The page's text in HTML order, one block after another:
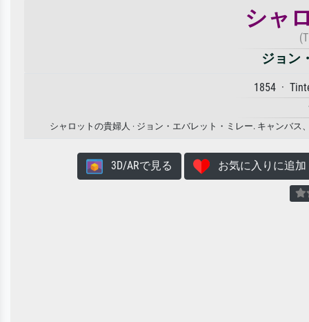
シャ
ジョン
1854 ·
シャロットの貴婦人 · ジョン・エバレット・ミレー. キャンバ
3D/ARで見る お気に入りに追加